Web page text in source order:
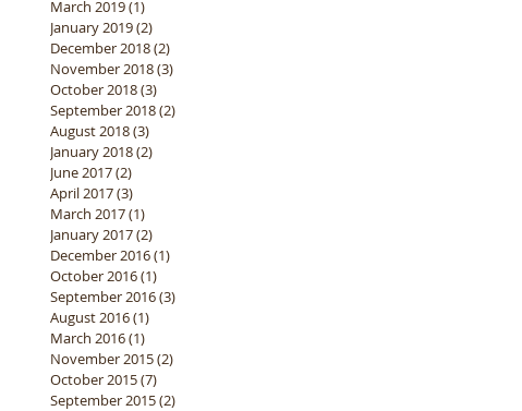
March 2019(1)
January 2019(2)
December 2018(2)
November 2018(3)
October 2018(3)
September 2018(2)
August 2018(3)
January 2018(2)
June 2017(2)
April 2017(3)
March 2017(1)
January 2017(2)
December 2016(1)
October 2016(1)
September 2016(3)
August 2016(1)
March 2016(1)
November 2015(2)
October 2015(7)
September 2015(2)